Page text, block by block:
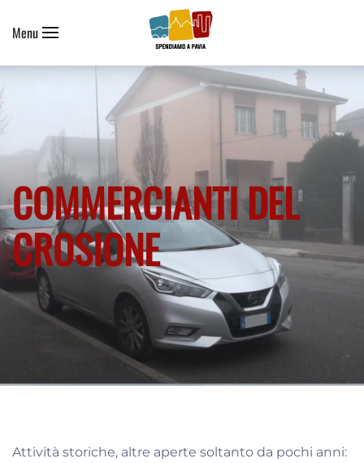
Skip to main content
Menu
COMMERCIANTI DEL
CROSIONE
Attività storiche, altre aperte soltanto da pochi anni: